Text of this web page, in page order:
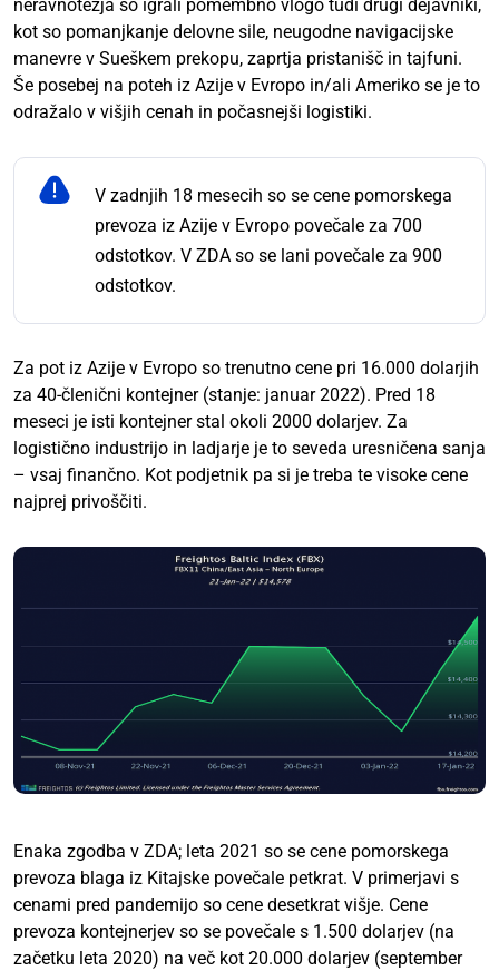
neravnotežja so igrali pomembno vlogo tudi drugi dejavniki,
kot so pomanjkanje delovne sile, neugodne navigacijske
manevre v Sueškem prekopu, zaprtja pristanišč in tajfuni.
Še posebej na poteh iz Azije v Evropo in/ali Ameriko se je to
odražalo v višjih cenah in počasnejši logistiki.
V zadnjih 18 mesecih so se cene pomorskega
prevoza iz Azije v Evropo povečale za 700
odstotkov. V ZDA so se lani povečale za 900
odstotkov.
Za pot iz Azije v Evropo so trenutno cene pri 16.000 dolarjih
za 40-členični kontejner (stanje: januar 2022). Pred 18
meseci je isti kontejner stal okoli 2000 dolarjev. Za
logistično industrijo in ladjarje je to seveda uresničena sanja
– vsaj finančno. Kot podjetnik pa si je treba te visoke cene
najprej privoščiti.
Enaka zgodba v ZDA; leta 2021 so se cene pomorskega
prevoza blaga iz Kitajske povečale petkrat. V primerjavi s
cenami pred pandemijo so cene desetkrat višje. Cene
prevoza kontejnerjev so se povečale s 1.500 dolarjev (na
začetku leta 2020) na več kot 20.000 dolarjev (september